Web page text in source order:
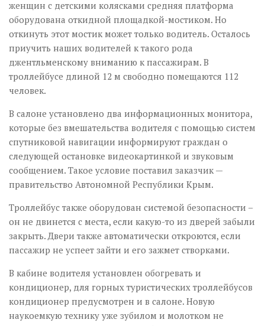
женщин с детскими колясками средняя платформа
оборудована откидной площадкой-мостиком. Но
откинуть этот мостик может только водитель. Осталось
приучить наших водителей к такого рода
джентльменскому вниманию к пассажирам. В
троллейбусе длиной 12 м свободно помещаются 112
человек.
В салоне установлено два информационных монитора,
которые без вмешательства водителя с помощью систем
спутниковой навигации информируют граждан о
следующей остановке видеокартинкой и звуковым
сообщением. Такое условие поставил заказчик —
правительство Автономной Республики Крым.
Троллейбус также оборудован системой безопасности –
он не двинется с места, если какую-то из дверей забыли
закрыть. Двери также автоматически откроются, если
пассажир не успеет зайти и его зажмет створками.
В кабине водителя установлен обогревать и
кондиционер, для горных туристических троллейбусов
кондиционер предусмотрен и в салоне. Новую
наукоемкую технику уже зубилом и молотком не